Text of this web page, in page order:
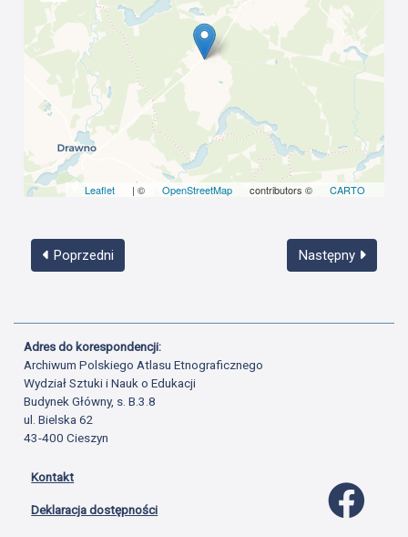
Leaflet | © OpenStreetMap contributors © CARTO
Poprzedni Następny
Adres do korespondencji:
Archiwum Polskiego Atlasu Etnograficznego
Wydział Sztuki i Nauk o Edukacji
Budynek Główny, s. B.3.8
ul. Bielska 62
43-400 Cieszyn
Kontakt
Deklaracja dostępności